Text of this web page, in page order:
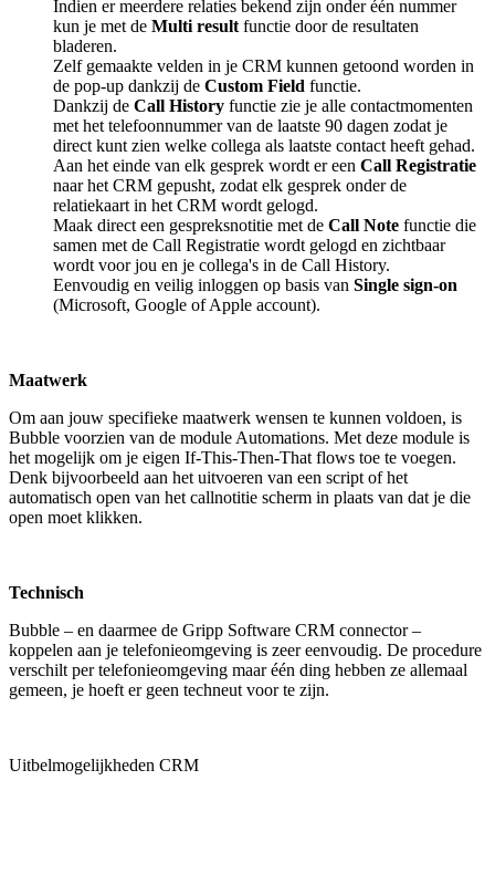
Indien er meerdere relaties bekend zijn onder één nummer
kun je met de Multi result functie door de resultaten
bladeren.
Zelf gemaakte velden in je CRM kunnen getoond worden in
de pop-up dankzij de Custom Field functie.
Dankzij de Call History functie zie je alle contactmomenten
met het telefoonnummer van de laatste 90 dagen zodat je
direct kunt zien welke collega als laatste contact heeft gehad.
Aan het einde van elk gesprek wordt er een Call Registratie
naar het CRM gepusht, zodat elk gesprek onder de
relatiekaart in het CRM wordt gelogd.
Maak direct een gespreksnotitie met de Call Note functie die
samen met de Call Registratie wordt gelogd en zichtbaar
wordt voor jou en je collega's in de Call History.
Eenvoudig en veilig inloggen op basis van Single sign-on
(Microsoft, Google of Apple account).
Maatwerk
Om aan jouw specifieke maatwerk wensen te kunnen voldoen, is
Bubble voorzien van de module Automations. Met deze module is
het mogelijk om je eigen If-This-Then-That flows toe te voegen.
Denk bijvoorbeeld aan het uitvoeren van een script of het
automatisch open van het callnotitie scherm in plaats van dat je die
open moet klikken.
Technisch
Bubble – en daarmee de Gripp Software CRM connector –
koppelen aan je telefonieomgeving is zeer eenvoudig. De procedure
verschilt per telefonieomgeving maar één ding hebben ze allemaal
gemeen, je hoeft er geen techneut voor te zijn.
Uitbelmogelijkheden CRM